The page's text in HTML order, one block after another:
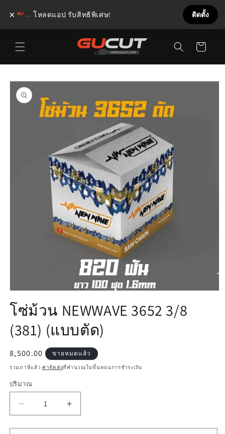
ข้ามไป
ยัง
เนื้อหา
สินค้า
ข้ามไป
ยังข้อมูล
สินค้า
สื่อ
ใน
โม
โซ่ม้วน NEWWAVE 3652 3/8
(381) (แบบตัด)
ราคา
ปกติ
8,500.00 ขายหมดแล้ว
รวมภาษีแล้ว ค่าจัดส่งที่คำนวณในขั้นตอนการชำระเงิน
ปริมาณ
× โหลดแอป รับสิทธิพิเศษ! ติดตั้ง